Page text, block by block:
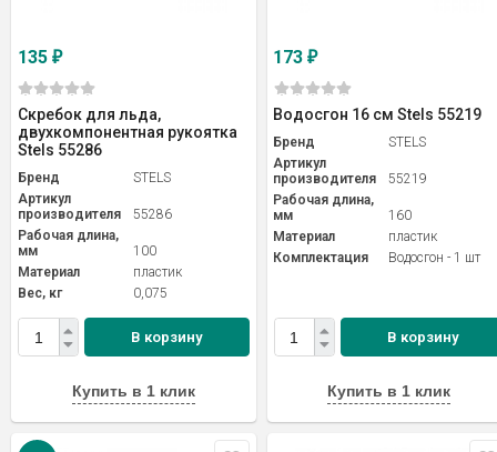
135 ₽
Скребок для льда,
двухкомпонентная рукоятка
Stels 55286
Бренд
STELS
Артикул
производителя
55286
Рабочая длина,
мм
100
Материал
пластик
Вес, кг
0,075
В корзину
Купить в 1 клик
173₽
Водосгон 16 см Stels 55219
Бренд
STELS
Артикул
производителя
55219
Рабочая длина,
мм
160
Материал
пластик
Комплектация
Водосгон - 1 шт
В корзину
Купить в 1 клик